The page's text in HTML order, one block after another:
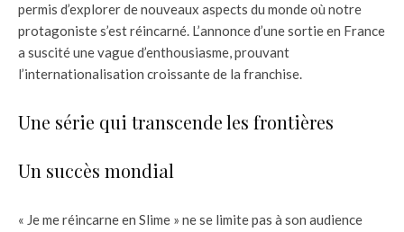
permis d’explorer de nouveaux aspects du monde où notre
protagoniste s’est réincarné. L’annonce d’une sortie en France
a suscité une vague d’enthousiasme, prouvant
l’internationalisation croissante de la franchise.
Une série qui transcende les frontières
Un succès mondial
« Je me réincarne en Slime » ne se limite pas à son audience